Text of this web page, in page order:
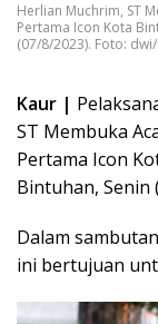
Herlian Muchrim, ST
Pertama Icon Kota
(07/8/2023). Foto:
Kaur |
ST Membuka
Pertama Icon
Bintuhan, Senin
Dalam
ini bertujuan